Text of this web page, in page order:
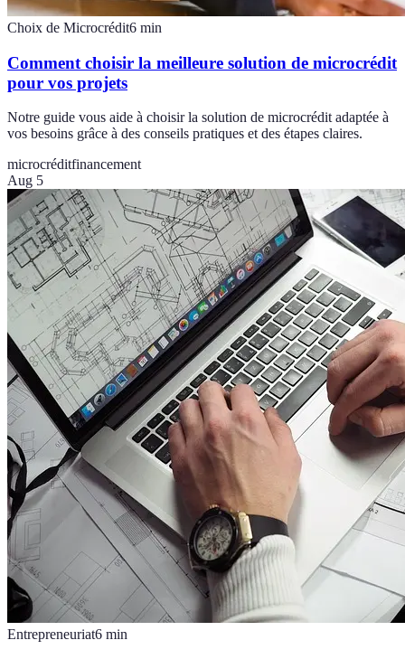
Choix de Microcrédit6 min
Comment choisir la meilleure solution de microcrédit
pour vos projets
Notre guide vous aide à choisir la solution de microcrédit adaptée à
vos besoins grâce à des conseils pratiques et des étapes claires.
microcréditfinancement
Aug 5
Entrepreneuriat6 min